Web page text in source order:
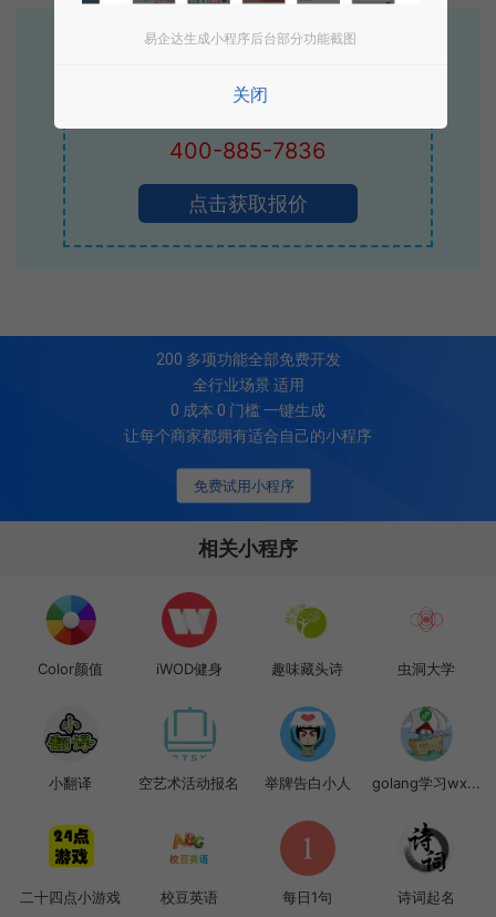
易企达10年行业沉淀！
400-885-7836
点击获取报价
免费试用小程序
200 多项功能全部免费开发
全行业场景 适用
0 成本 0 门槛 一键生成
让每个商家都拥有适合自己的小程序
相关小程序
Color颜值 iWOD健身 趣味藏头诗 虫洞大学
小翻译 空艺术活动报名 举牌告白小人 golang学习wx...
二十四点小游戏 校豆英语 每日1句 诗词起名
易企达生成小程序后台部分功能截图
关闭